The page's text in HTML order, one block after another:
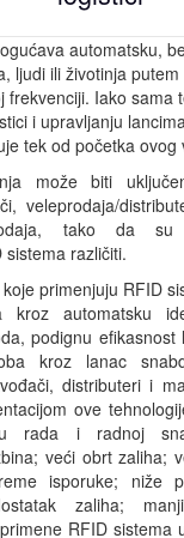
automatsku,
ljudi ili životinja
frekvenciji. Iako sama
i upravljanju
tek od početka ovog
može biti
veleprodaja/
tako da
različiti.
primenjuju RFID
kroz automatsku
podignu
kroz lanac
distributeri i
ove
rada i radnoj
veći obrt zaliha;
isporuke; niže
zaliha;
RFID sistema